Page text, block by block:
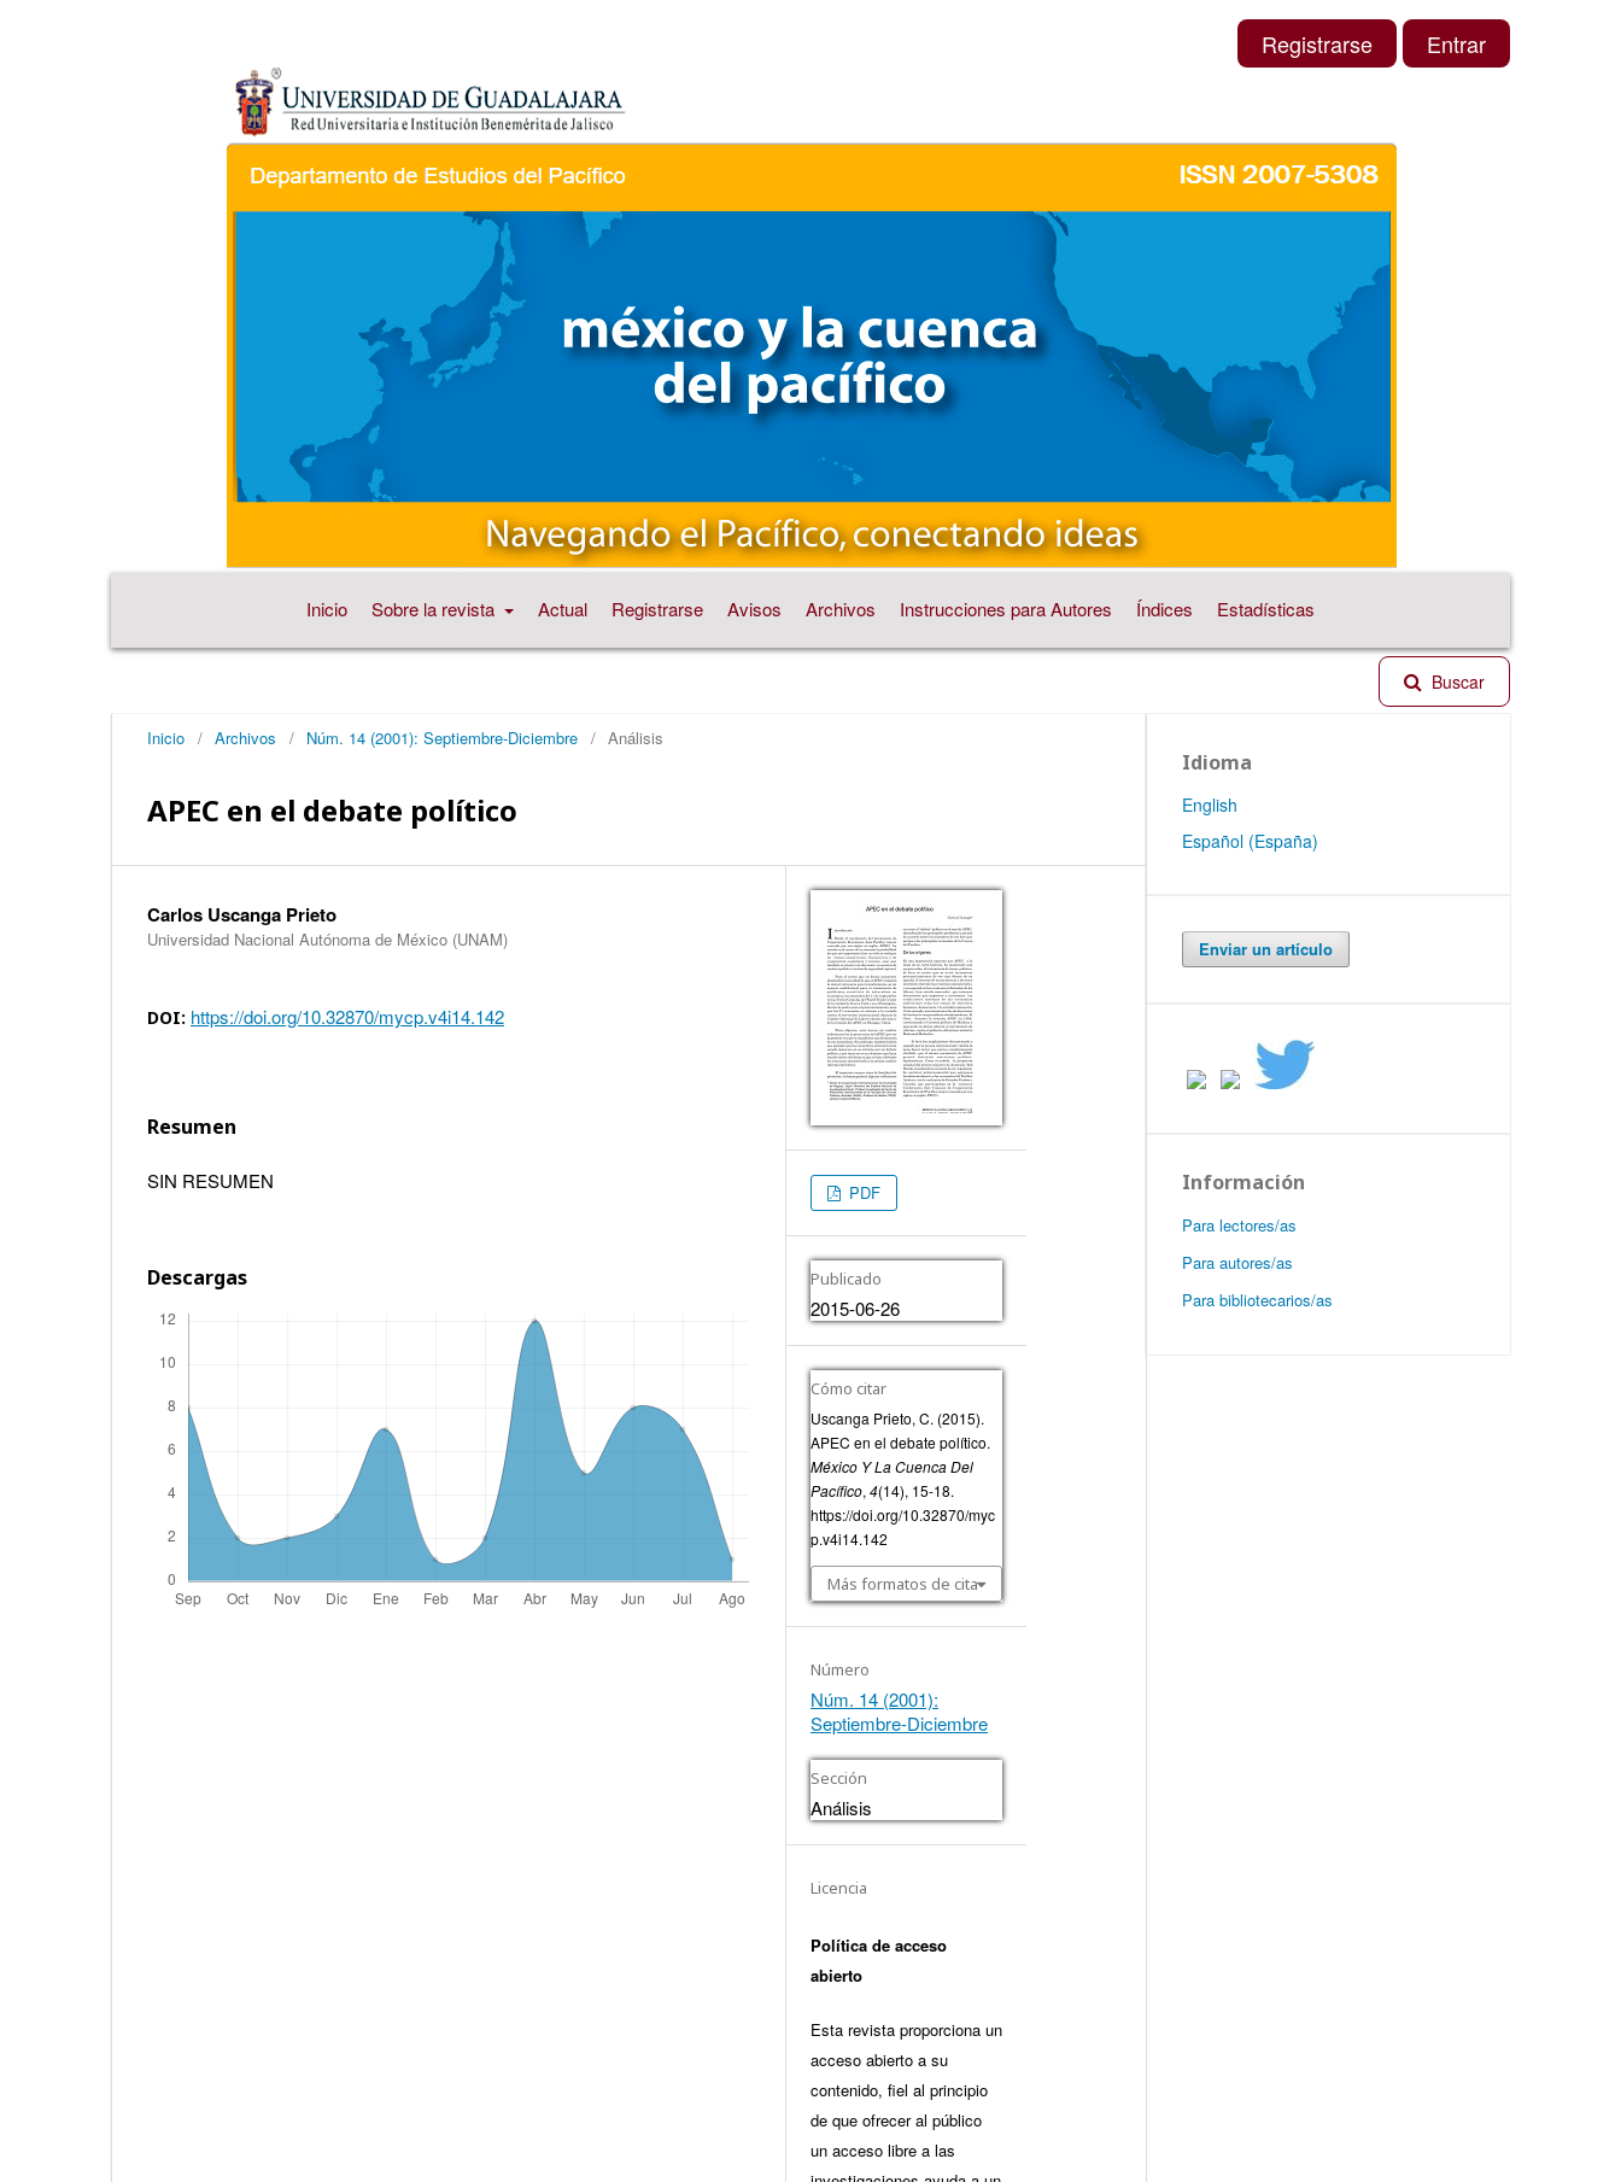
Inicio Sobre la revista Actual Registrarse Avisos Archivos Instrucciones para Autores Índices Estadísticas
Buscar
Registrarse Entrar
Inicio / Archivos / Núm. 14 (2001): Septiembre-Diciembre / Análisis
APEC en el debate político
Carlos Uscanga Prieto
Universidad Nacional Autónoma de México (UNAM)
DOI: https://doi.org/10.32870/mycp.v4i14.142
Resumen
SIN RESUMEN
Descargas
PDF
Publicado
2015-06-26
Cómo citar
Uscanga Prieto, C. (2015).
APEC en el debate político.
México Y La Cuenca Del
Pacífico, 4(14), 15-18.
https://doi.org/10.32870/myc
p.v4i14.142
Más formatos de cita
Número
Núm. 14 (2001):
Septiembre-Diciembre
Sección
Análisis
Licencia
Política de acceso
abierto
Esta revista proporciona un
acceso abierto a su
contenido, fiel al principio
de que ofrecer al público
un acceso libre a las
Idioma
English
Español (España)
Enviar un artículo
Información
Para lectores/as
Para autores/as
Para bibliotecarios/as